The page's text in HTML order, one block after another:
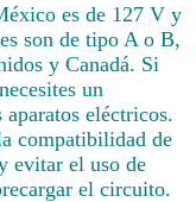
es de 127 V y
son de tipo A o B,
y Canadá. Si
un
eléctricos.
compatibilidad de
evitar el uso de
el circuito.